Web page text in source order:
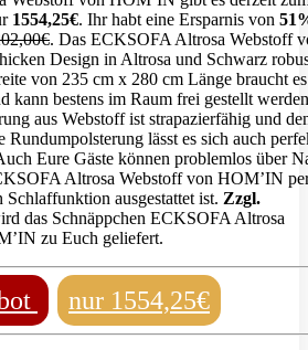
1554,25€. Ihr habt eine Ersparnis von
. Das ECKSOFA Altrosa Webstoff
Design in Altrosa und Schwarz
von 235 cm x 280 cm Länge braucht es
kann bestens im Raum frei gestellt
aus Webstoff ist strapazierfähig und
Rundumpolsterung lässt es sich auch
Eure Gäste können problemlos über
Altrosa Webstoff von HOM’IN
Schlaffunktion ausgestattet ist. Zzgl.
das Schnäppchen ECKSOFA Altrosa
zu Euch geliefert.
nur 1554,25€